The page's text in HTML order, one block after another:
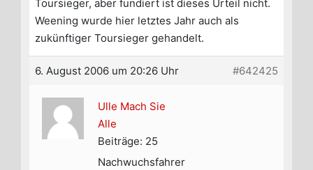
Toursieger, aber fundiert ist dieses Urteil nicht.
Weening wurde hier letztes Jahr auch als
zukünftiger Toursieger gehandelt.
6. August 2006 um 20:26 Uhr #642425
Ulle Mach Sie
Alle
Beiträge: 25
Nachwuchsfahrer